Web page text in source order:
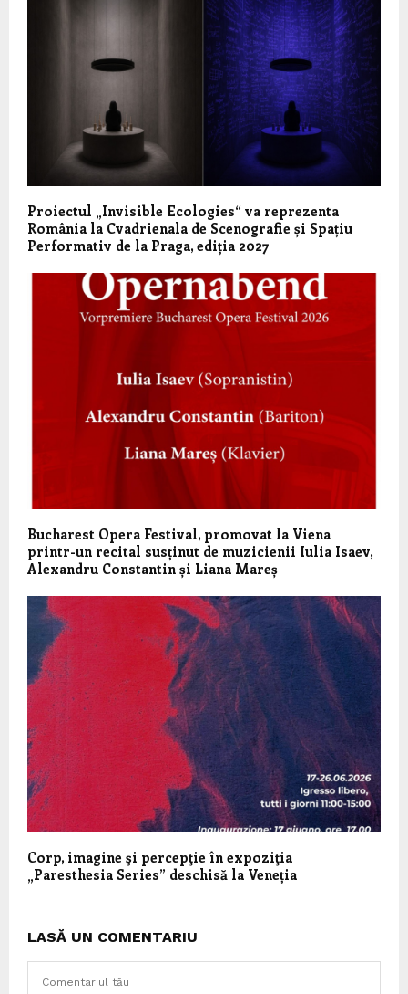
Proiectul „Invisible Ecologies“ va reprezenta
România la Cvadrienala de Scenografie și Spațiu
Performativ de la Praga, ediția 2027
Bucharest Opera Festival, promovat la Viena
printr-un recital susținut de muzicienii Iulia Isaev,
Alexandru Constantin și Liana Mareș
Corp, imagine şi percepţie în expoziţia
„Paresthesia Series” deschisă la Veneția
LASĂ UN COMENTARIU